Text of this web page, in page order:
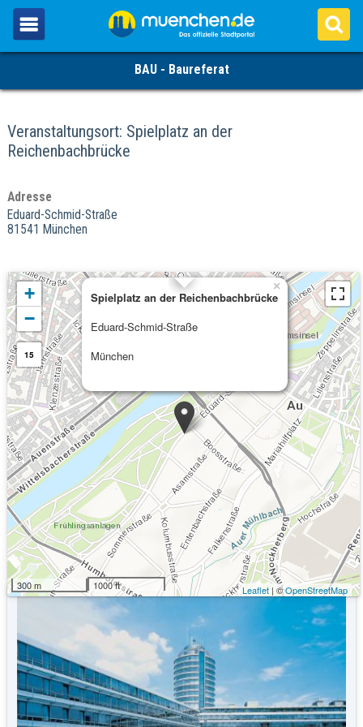
BAU - Baureferat
Veranstaltungsort: Spielplatz an der
Reichenbachbrücke
Adresse
Eduard-Schmid-Straße
81541 München
Spielplatz an der Reichenbachbrücke
Eduard-Schmid-Straße
München
×
+
−
15
300 m 1000 ft Leaflet| ©OpenStreetMap
Kommende Veranstaltungen
Keine Veranstaltungen an diesem Ort